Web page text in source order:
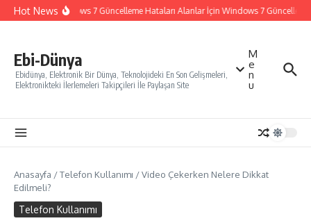
İçeriğe atla
Hot NewsWindows 7 Güncelleme Hataları Alanlar İçin Windows 7 Güncelleme
Ebi-Dünya
Ebidünya, Elektronik Bir Dünya, Teknolojideki En Son Gelişmeleri,
Elektronikteki İlerlemeleri Takipçileri İle Paylaşan Site
M
e
n
u
Anasayfa /Telefon Kullanımı /Video Çekerken Nelere Dikkat
Edilmeli?
Telefon Kullanımı